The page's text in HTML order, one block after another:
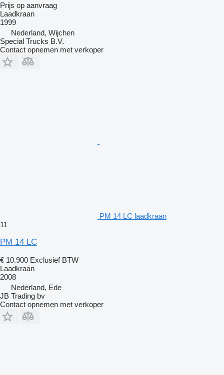
Prijs op aanvraag
Laadkraan
1999
Nederland, Wijchen
Special Trucks B.V.
Contact opnemen met verkoper
PM 14 LC laadkraan
11
PM 14 LC
€ 10.900 Exclusief BTW
Laadkraan
2008
Nederland, Ede
JB Trading bv
Contact opnemen met verkoper